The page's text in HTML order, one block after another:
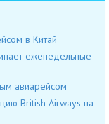
в Китай
еженедельные
авиарейсом
British Airways на